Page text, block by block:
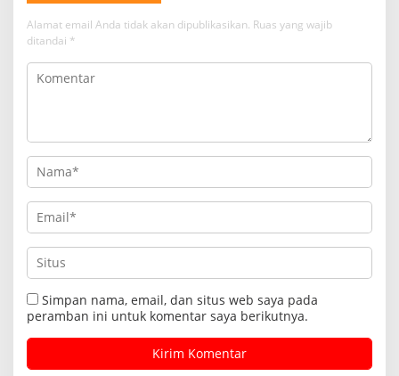
Alamat email Anda tidak akan dipublikasikan. Ruas yang wajib
ditandai *
Simpan nama, email, dan situs web saya pada
peramban ini untuk komentar saya berikutnya.